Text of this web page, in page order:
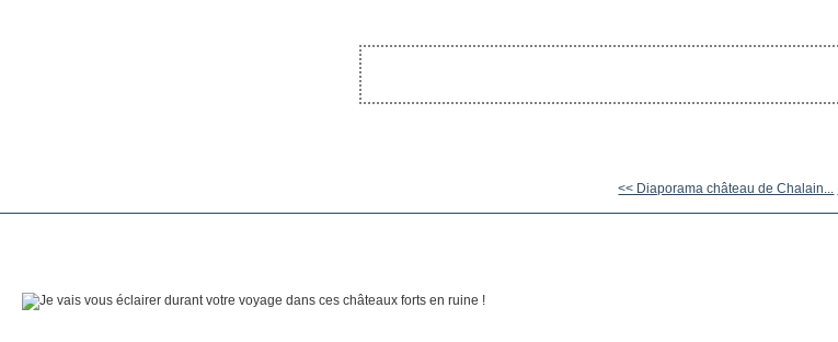
<< Diaporama château de Chalain...